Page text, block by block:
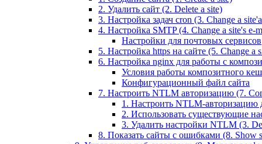
2. Удалить сайт (2. Delete a site)
3. Настройка задач cron (3. Change a
4. Настройка SMTP (4. Change a site's e-
Настройки для почтовых сервисов
5. Настройка https на сайте (5. Change a
6. Настройка nginx для работы с
Условия работы композитного
Конфигурационный файл сайта
7. Настроить NTLM авторизацию (7.
1. Настроить NTLM-авторизацию
2. Использовать существующие
3. Удалить настройки NTLM (3.
8. Показать сайты с ошибками (8. Show